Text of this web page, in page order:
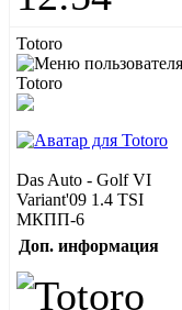
Totoro
Das Auto - Golf VI
Variant'09 1.4 TSI
МКПП-6
Доп. информация